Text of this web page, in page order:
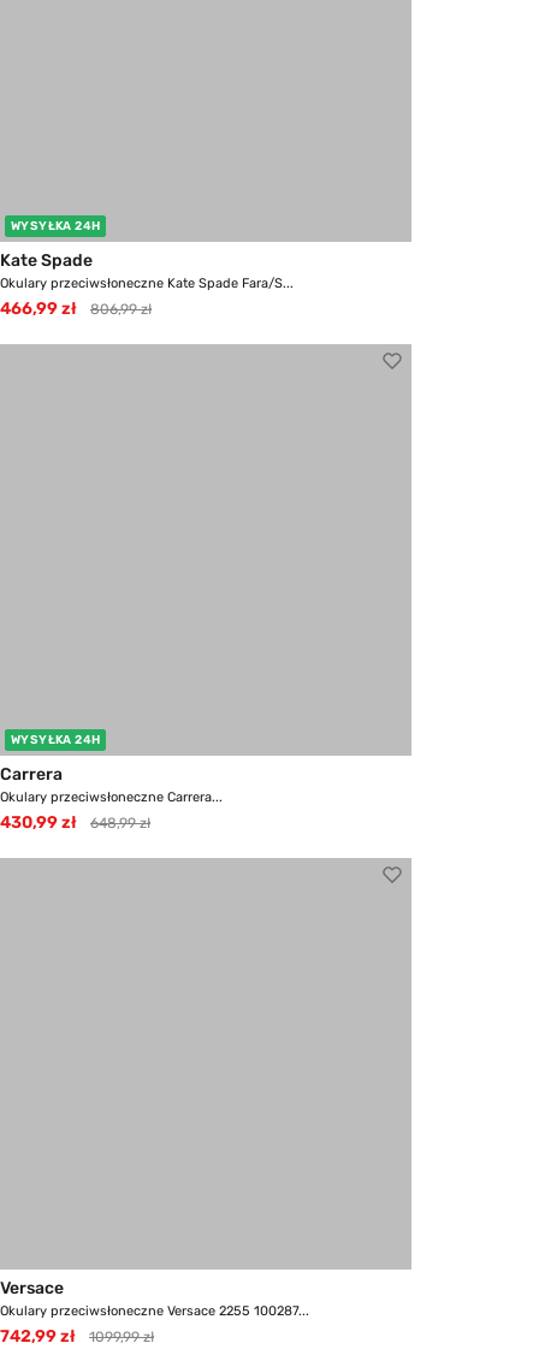
WYSYŁKA 24H
Kate Spade
Okulary przeciwsłoneczne Kate Spade Fara/S...
466,99 zł 806,99 zł
WYSYŁKA 24H
Carrera
Okulary przeciwsłoneczne Carrera...
430,99 zł 648,99 zł
Versace
Okulary przeciwsłoneczne Versace 2255 100287...
742,99 zł 1099,99 zł